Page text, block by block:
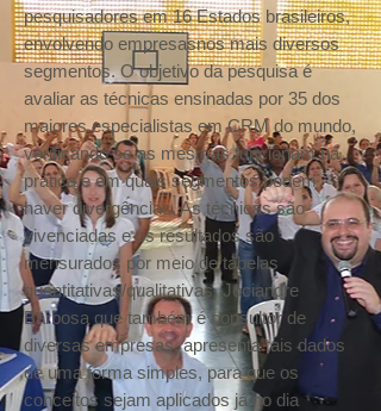
pesquisadores em 16 Estados brasileiros,
envolvendo empresasnos mais diversos
segmentos. O objetivo da pesquisa é
avaliar as técnicas ensinadas por 35 dos
maiores especialistas em CRM do mundo,
verificando se as mesmas funcionam na
prática e em quais segmentos podem
haver divergências. As técnicas são
vivenciadas e os resultados são
mensurados por meio de tabelas
quantitativas/qualitativas. Jociandre
Barbosa que também é consultor de
diversas empresas, apresenta tais dados
de uma forma simples, para que os
conceitos sejam aplicados já no dia